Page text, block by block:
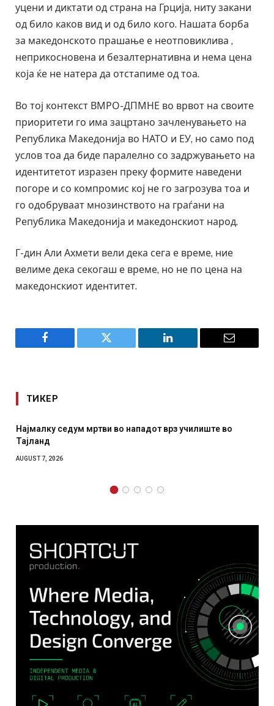
уцени и диктати од страна на Грција, ниту закани
од било каков вид и од било кого. Нашата борба
за македонското прашање е неотповиклива ,
неприкосновена и безалтернативна и нема цена
која ќе не натера да отстапиме од тоа.
Во тој контекст ВМРО-ДПМНЕ во врвот на своите
приоритети го има зацртано зачленувањето на
Република Македонија во НАТО и ЕУ, но само под
услов тоа да биде паралелно со задржувањето на
идентитетот изразен преку формите наведени
погоре и со компромис кој не го загрозува тоа и
го одобруваат мнозинството на граѓани на
Република Македонија и македонскиот народ.
Г-дин Али Ахмети вели дека сега е време, ние
велиме дека секогаш е време, но не по цена на
македонскиот идентитет.
Facebook Twitter LinkedIn Email
ТИКЕР
училиште во
СОЗИС: Украинците повеќе им